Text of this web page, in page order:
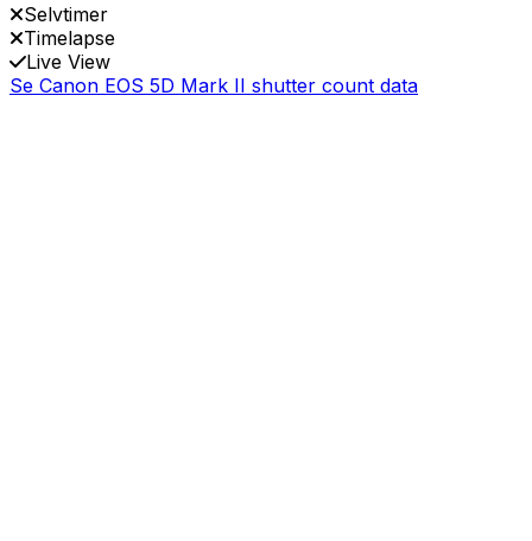
Selvtimer
Timelapse
Live View
Se Canon EOS 5D Mark II shutter count data